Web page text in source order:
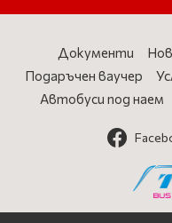
Документи
Подаръчен ваучер
Автобуси под наем